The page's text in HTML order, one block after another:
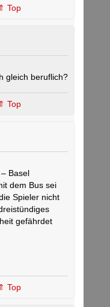
⇑ Top
gleich beruflich?
⇑ Top
Basel
dem Bus sei
Spieler nicht
gefährdet
⇑ Top